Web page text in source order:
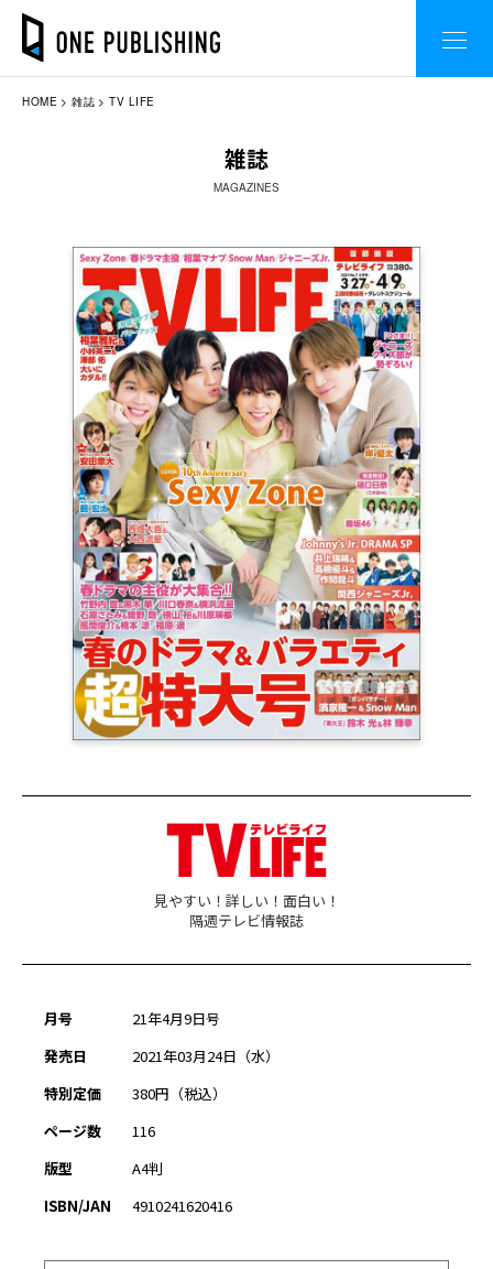
HOME 雑誌 TV LIFE
雑誌
MAGAZINES
見やすい！詳しい！面白い！
隔週テレビ情報誌
月号
21年4月9日号
発売日
2021年03月24日（水）
特別定価
380円（税込）
ページ数
116
版型
A4判
ISBN/JAN
4910241620416